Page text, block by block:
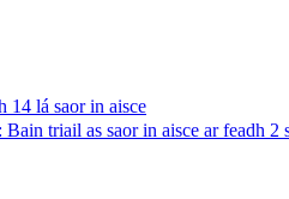
14 lá saor in aisce
Bain triail as saor in aisce ar feadh 2